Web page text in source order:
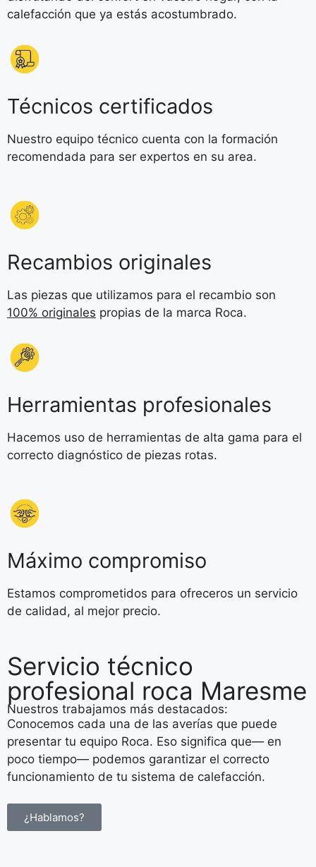
calefacción que ya estás acostumbrado.
Técnicos certificados
Nuestro equipo técnico cuenta con la formación
recomendada para ser expertos en su area.
Recambios originales
Las piezas que utilizamos para el recambio son
100% originales propias de la marca Roca.
Herramientas profesionales
Hacemos uso de herramientas de alta gama para el
correcto diagnóstico de piezas rotas.
Máximo compromiso
Estamos comprometidos para ofreceros un servicio
de calidad, al mejor precio.
Servicio técnico
profesional roca Maresme
Nuestros trabajamos más destacados:
Conocemos cada una de las averías que puede
presentar tu equipo Roca. Eso significa que— en
poco tiempo— podemos garantizar el correcto
funcionamiento de tu sistema de calefacción.
¿Hablamos?